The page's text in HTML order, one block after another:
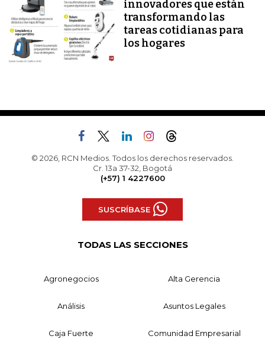
innovadores que están
transformando las
tareas cotidianas para
los hogares
© 2026, RCN Medios. Todos los derechos reservados.
Cr. 13a 37-32, Bogotá
(+57) 1 4227600
SUSCRÍBASE
TODAS LAS SECCIONES
Agronegocios Alta Gerencia
Análisis Asuntos Legales
Caja Fuerte Comunidad Empresarial